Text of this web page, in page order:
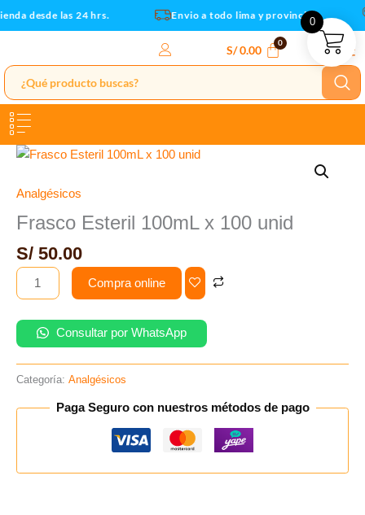
Ir
al
desde las 24 hrs. Envio a todo lima y provincias
S/0.00
Analgésicos
Frasco Esteril 100mL x 100 unid
S/ 50.00
Frasco
100mL
100
unid
cantidad
Compra online
Consultar por WhatsApp
Categoría: Analgésicos
Paga Seguro con nuestros métodos de pago
0
cantidad